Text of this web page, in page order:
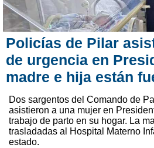
Policías de Pilar
de urgencia en
madre e hija están
Dos sargentos del Comando de
asistieron a una mujer en
trabajo de parto en su hogar. La
trasladadas al Hospital Materno
estado.